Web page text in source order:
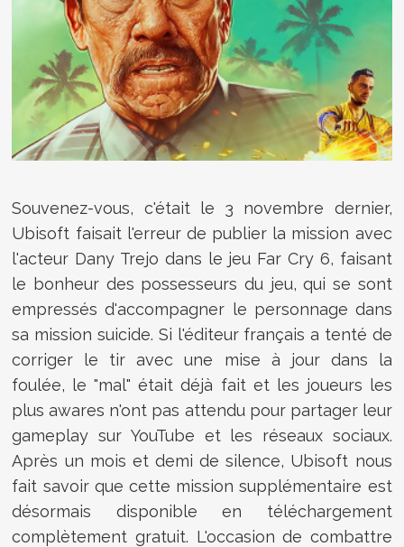
Souvenez-vous, c'était le 3 novembre dernier,
Ubisoft faisait l'erreur de publier la mission avec
l'acteur Dany Trejo dans le jeu Far Cry 6, faisant
le bonheur des possesseurs du jeu, qui se sont
empressés d'accompagner le personnage dans
sa mission suicide. Si l'éditeur français a tenté de
corriger le tir avec une mise à jour dans la
foulée, le "mal" était déjà fait et les joueurs les
plus awares n'ont pas attendu pour partager leur
gameplay sur YouTube et les réseaux sociaux.
Après un mois et demi de silence, Ubisoft nous
fait savoir que cette mission supplémentaire est
désormais disponible en téléchargement
complètement gratuit. L'occasion de combattre